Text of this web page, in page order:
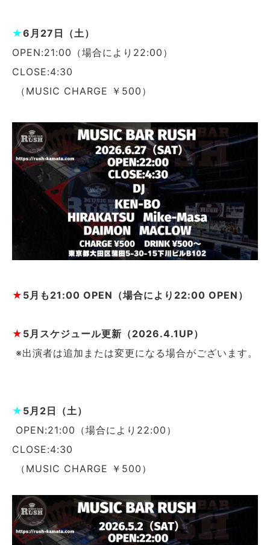
★6月27日（土）
OPEN:21:00（場合により22:00）
CLOSE:4:30
（MUSIC CHARGE ￥500）
★ 5月も 21:00 OPEN（場合により22:00 OPEN）
★ 5月スケジュール更新（2026.4.1UP）
※出演者は追加または変更になる場合がございます。
★ 5月2日（土）
OPEN:21:00（場合により22:00）
CLOSE:4:30
（MUSIC CHARGE ￥500）